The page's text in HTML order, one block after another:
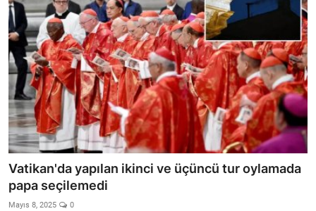
Vatikan'da yapılan ikinci ve üçüncü tur oylamada
papa seçilemedi
Mayıs 8, 2025 0